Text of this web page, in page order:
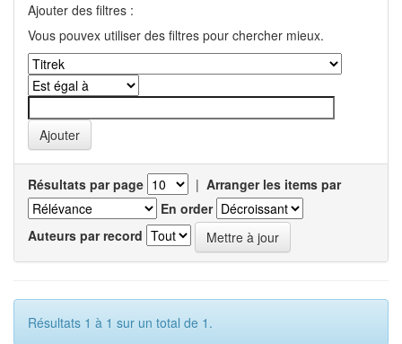
Ajouter des filtres :
Vous pouvex utiliser des filtres pour chercher mieux.
Résultats par page | Arranger les items par
En order
Auteurs par record
Résultats 1 à 1 sur un total de 1.